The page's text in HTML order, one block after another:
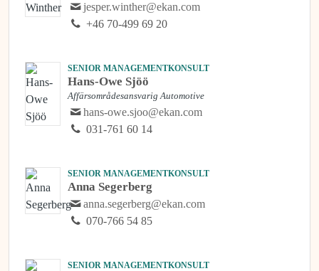
jesper.winther@ekan.com
+46 70-499 69 20
SENIOR MANAGEMENTKONSULT
Hans-Owe Sjöö
Affärsområdesansvarig Automotive
hans-owe.sjoo@ekan.com
031-761 60 14
SENIOR MANAGEMENTKONSULT
Anna Segerberg
anna.segerberg@ekan.com
070-766 54 85
SENIOR MANAGEMENTKONSULT